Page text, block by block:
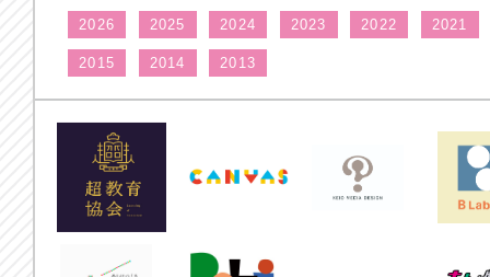
2026 2025 2024 2023 2022 2021
2015 2014 2013